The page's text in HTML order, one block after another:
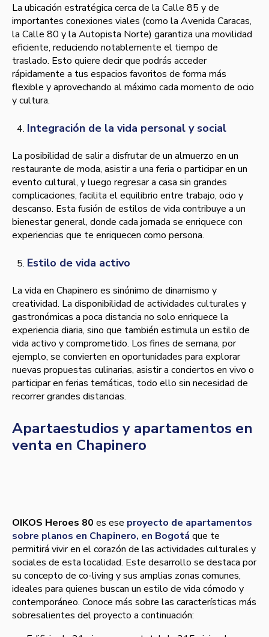
La ubicación estratégica cerca de la Calle 85 y de
importantes conexiones viales (como la Avenida Caracas,
la Calle 80 y la Autopista Norte) garantiza una movilidad
eficiente, reduciendo notablemente el tiempo de
traslado. Esto quiere decir que podrás acceder
rápidamente a tus espacios favoritos de forma más
flexible y aprovechando al máximo cada momento de ocio
y cultura.
Integración de la vida personal y social
La posibilidad de salir a disfrutar de un almuerzo en un
restaurante de moda, asistir a una feria o participar en un
evento cultural, y luego regresar a casa sin grandes
complicaciones, facilita el equilibrio entre trabajo, ocio y
descanso. Esta fusión de estilos de vida contribuye a un
bienestar general, donde cada jornada se enriquece con
experiencias que te enriquecen como persona.
Estilo de vida activo
La vida en Chapinero es sinónimo de dinamismo y
creatividad. La disponibilidad de actividades culturales y
gastronómicas a poca distancia no solo enriquece la
experiencia diaria, sino que también estimula un estilo de
vida activo y comprometido. Los fines de semana, por
ejemplo, se convierten en oportunidades para explorar
nuevas propuestas culinarias, asistir a conciertos en vivo o
participar en ferias temáticas, todo ello sin necesidad de
recorrer grandes distancias.
Apartaestudios y apartamentos en
venta en Chapinero
OIKOS Heroes 80 es ese proyecto de apartamentos
sobre planos en Chapinero, en Bogotá que te
permitirá vivir en el corazón de las actividades culturales y
sociales de esta localidad. Este desarrollo se destaca por
su concepto de co-living y sus amplias zonas comunes,
ideales para quienes buscan un estilo de vida cómodo y
contemporáneo. Conoce más sobre las características más
sobresalientes del proyecto a continuación: